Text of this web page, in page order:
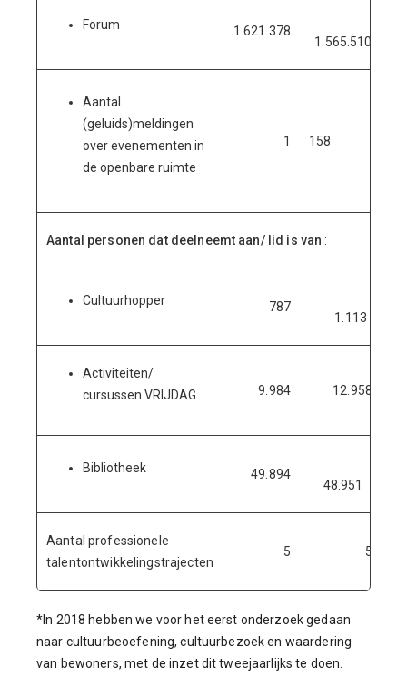
Forum 1.621.378
1.565.510
Aantal
(geluids)meldingen
over evenementen in
de openbare ruimte
1 158
Aantal personen dat deelneemt aan/ lid is van :
Cultuurhopper 787
1.113
Activiteiten/
cursussen VRIJDAG
9.984 12.958
Bibliotheek 49.894
48.951
Aantal professionele
talentontwikkelingstrajecten
5 5
*In 2018 hebben we voor het eerst onderzoek gedaan
naar cultuurbeoefening, cultuurbezoek en waardering
van bewoners, met de inzet dit tweejaarlijks te doen.